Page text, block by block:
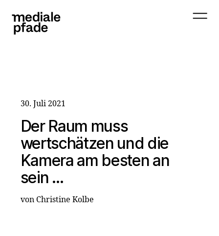
30. Juli 2021
Der Raum muss
wertschätzen und die
Kamera am besten an
sein …
von Christine Kolbe